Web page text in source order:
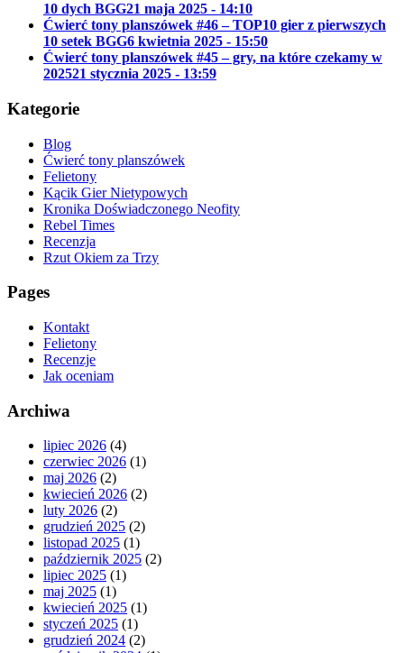
10 dych BGG21 maja 2025 - 14:10
Ćwierć tony planszówek #46 – TOP10 gier z pierwszych
10 setek BGG6 kwietnia 2025 - 15:50
Ćwierć tony planszówek #45 – gry, na które czekamy w
202521 stycznia 2025 - 13:59
Kategorie
Blog
Ćwierć tony planszówek
Felietony
Kącik Gier Nietypowych
Kronika Doświadczonego Neofity
Rebel Times
Recenzja
Rzut Okiem za Trzy
Pages
Kontakt
Felietony
Recenzje
Jak oceniam
Archiwa
lipiec 2026 (4)
czerwiec 2026 (1)
maj 2026 (2)
kwiecień 2026 (2)
luty 2026 (2)
grudzień 2025 (2)
listopad 2025 (1)
październik 2025 (2)
lipiec 2025 (1)
maj 2025 (1)
kwiecień 2025 (1)
styczeń 2025 (1)
grudzień 2024 (2)